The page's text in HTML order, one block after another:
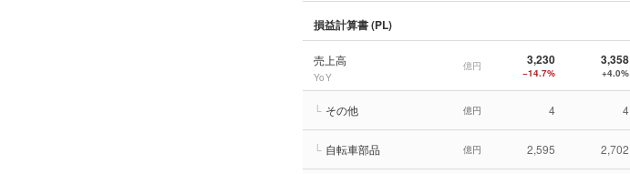
損益計算書 (PL)
売上高
YoY
億円 3,230
−14.7%
3,358
+4.0%
└ その他 億円 4 4
└ 自転車部品 億円 2,595 2,702